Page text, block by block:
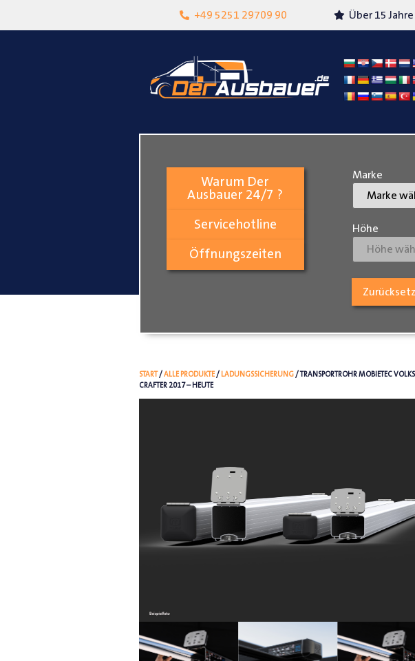
+49 5251 29709 90
Lokalgeschäft in Paderborn Über 15
Warum Der
Ausbauer 24/7 ?
Servicehotline
Öffnungszeiten
Marke
Höhe
START/ALLE PRODUKTE/ LADUNGSSICHERUNG/ TRANSPORTROHR MOBIETEC
CRAFTER 2017 – HEUTE